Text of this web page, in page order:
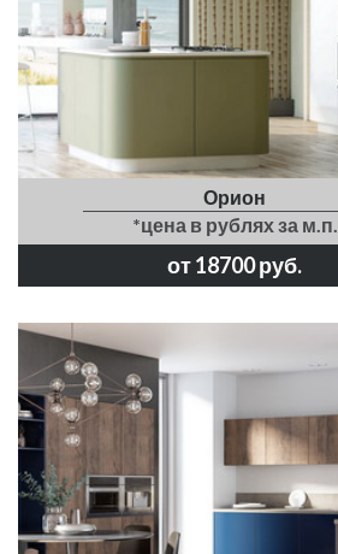
Орион
*цена в рублях за м.п.
от 18700 руб.